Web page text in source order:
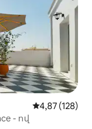
Միջին
4,87 (128)
- ով